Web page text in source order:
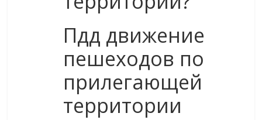
Пдд движение
пешеходов по
прилегающей
территории